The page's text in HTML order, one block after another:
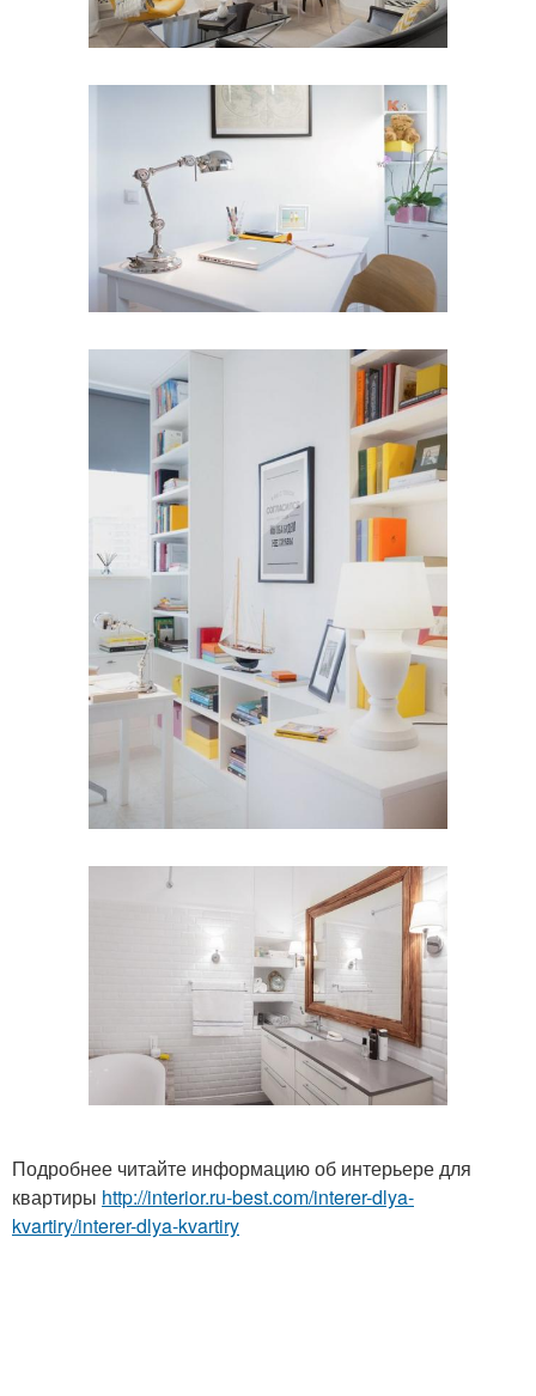
Подробнее читайте информацию об интерьере для
квартиры http://interior.ru-best.com/interer-dlya-
kvartiry/interer-dlya-kvartiry